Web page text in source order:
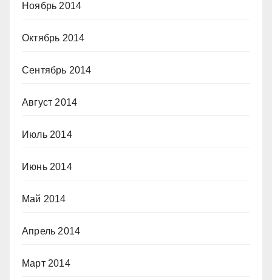
Ноябрь 2014
Октябрь 2014
Сентябрь 2014
Август 2014
Июль 2014
Июнь 2014
Май 2014
Апрель 2014
Март 2014